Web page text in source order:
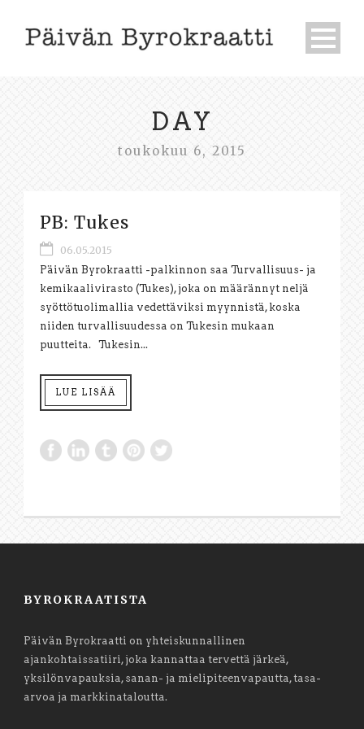
DAY
toukokuu 6, 2015
PB: Tukes
06.05.2015
Päivän Byrokraatti -palkinnon saa Turvallisuus- ja
kemikaalivirasto (Tukes), joka on määrännyt neljä
syöttötuolimallia vedettäviksi myynnistä, koska
niiden turvallisuudessa on Tukesin mukaan
puutteita. Tukesin...
LUE LISÄÄ
BYROKRAATISTA
Päivän Byrokraatti on yhteiskunnallinen
ajankohtaissatiiri, joka kannattaa tervettä järkeä,
yksilönvapauksia, sanan- ja mielipiteenvapautta, tasa-
arvoa ja markkinataloutta.